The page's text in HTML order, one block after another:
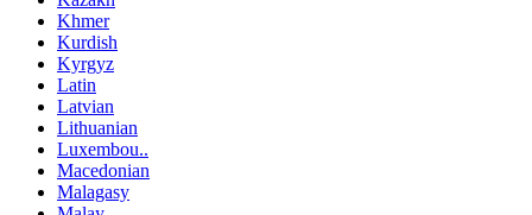
Khmer
Kurdish
Kyrgyz
Latin
Latvian
Lithuanian
Luxembou..
Macedonian
Malagasy